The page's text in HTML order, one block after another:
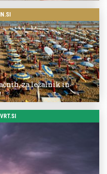
za ležalnik in